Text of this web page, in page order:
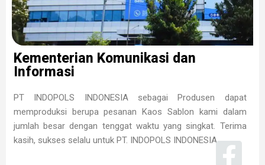
Kementerian Komunikasi dan
Informasi
PT INDOPOLS INDONESIA sebagai Produsen dapat
memproduksi berupa pesanan Kaos Sablon kami dalam
jumlah besar dengan tenggat waktu yang singkat. Terima
kasih, sukses selalu untuk PT. INDOPOLS INDONESIA